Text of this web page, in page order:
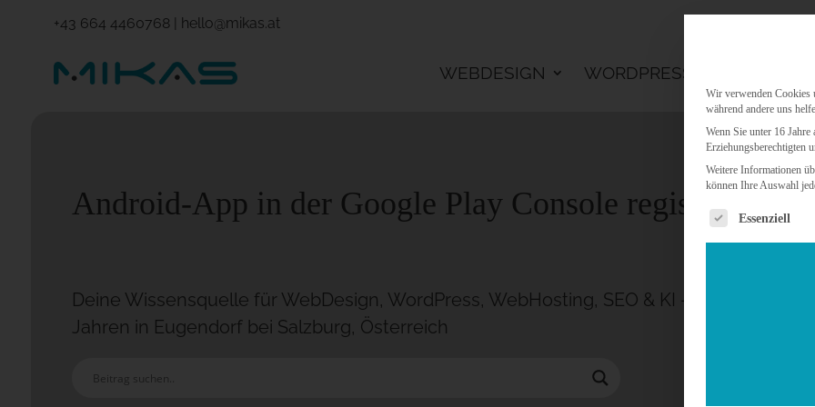
+43 664 4460768| hello@mikas.at
WEBDESIGN WORDPRESS
Android-App in der Google Play Console registrieren
Deine Wissensquelle für WebDesign, WordPress, WebHosting, SEO & KI – MIKAS ISP seit
Jahren in Eugendorf bei Salzburg, Österreich
Wir verwenden Cookies
während andere uns
Wenn Sie unter 16
Erziehungsberechtigten
Weitere Informationen
können Ihre Auswahl
Es folgt eine
Essenziell